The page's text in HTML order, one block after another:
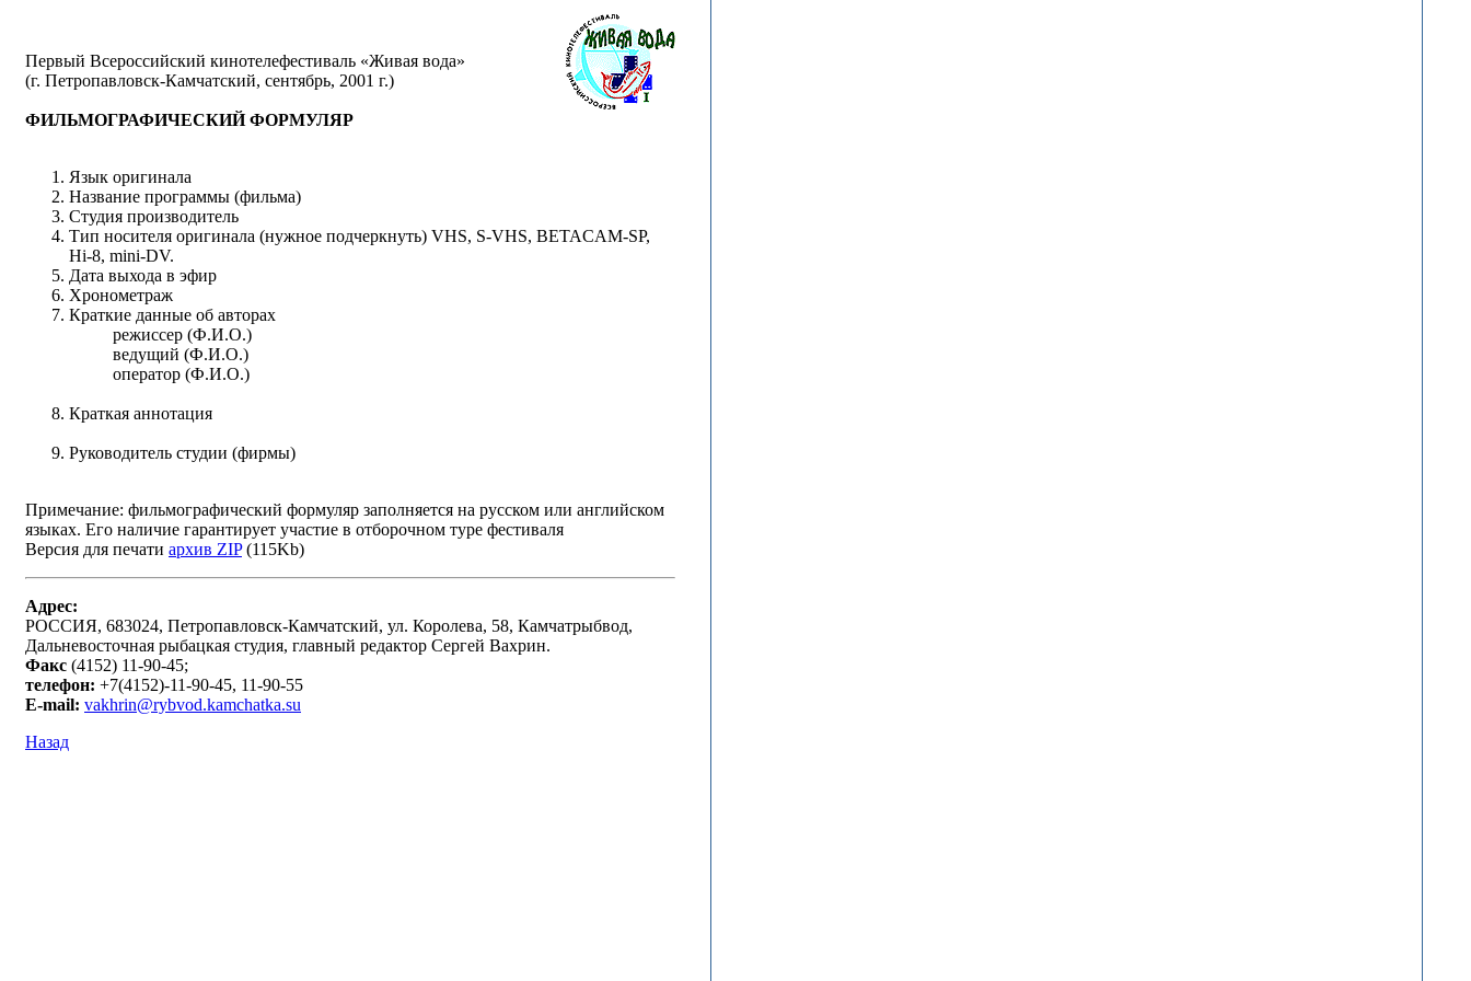
Первый Всероссийский кинотелефестиваль «Живая вода»
(г. Петропавловск-Камчатский, сентябрь, 2001 г.)
ФИЛЬМОГРАФИЧЕСКИЙ ФОРМУЛЯР
Язык оригинала
Название программы (фильма)
Студия производитель
Тип носителя оригинала (нужное подчеркнуть) VHS, S-VHS, BETACAM-SP,
Hi-8, mini-DV.
Дата выхода в эфир
Хронометраж
Краткие данные об авторах
режиссер (Ф.И.О.)
ведущий (Ф.И.О.)
оператор (Ф.И.О.)
Краткая аннотация
Руководитель студии (фирмы)
Примечание: фильмографический формуляр заполняется на русском или английском
языках. Его наличие гарантирует участие в отборочном туре фестиваля
Версия для печати архив ZIP(115Kb)
Адрес:
РОССИЯ, 683024, Петропавловск-Камчатский, ул. Королева, 58, Камчатрыбвод,
Дальневосточная рыбацкая студия, главный редактор Сергей Вахрин.
Факс (4152) 11-90-45;
телефон: +7(4152)-11-90-45, 11-90-55
E-mail: vakhrin@rybvod.kamchatka.su
Назад